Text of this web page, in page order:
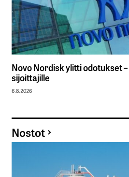
Novo Nordisk ylitti odotukset
sijoittajille
6.8.2026
Nostot